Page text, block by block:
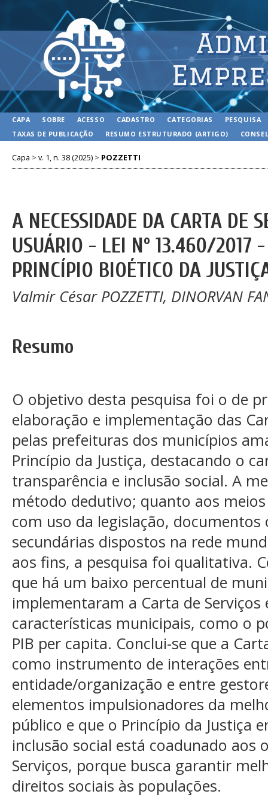
CAPA SOBRE ACESSO CADASTRO CATEGORIAS
PESQUISA
TAXAS DE PUBLICAÇÃO
RESUMO ESTRUTURADO (ARTIGO)
Capa > v. 1, n. 38 (2025) > POZZETTI
A NECESSIDADE DA CARTA DE
USUÁRIO - LEI Nº 13.460/2017 -
PRINCÍPIO BIOÉTICO DA
Valmir César POZZETTI, DINORVAN
Resumo
O objetivo desta pesquisa foi o de
elaboração e implementação das
pelas prefeituras dos municípios
Princípio da Justiça, destacando o
transparência e inclusão social. A
método dedutivo; quanto aos
com uso da legislação, documentos
secundárias dispostos na rede
aos fins, a pesquisa foi qualitativa.
que há um baixo percentual de
implementaram a Carta de
características municipais, como o
PIB per capita. Conclui-se que a
como instrumento de interações
entidade/organização e entre
elementos impulsionadores da
público e que o Princípio da Justiça
inclusão social está coadunado aos
Serviços, porque busca garantir
direitos sociais às populações.